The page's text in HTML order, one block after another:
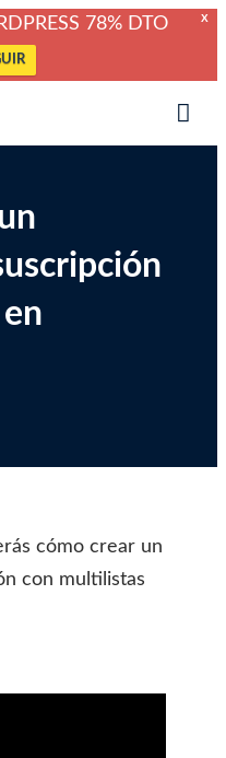
X
78% DTO
cómo crear un
con multilistas